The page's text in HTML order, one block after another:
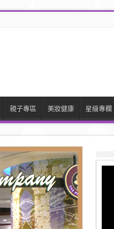
親子專區 美妝健康 星級專欄